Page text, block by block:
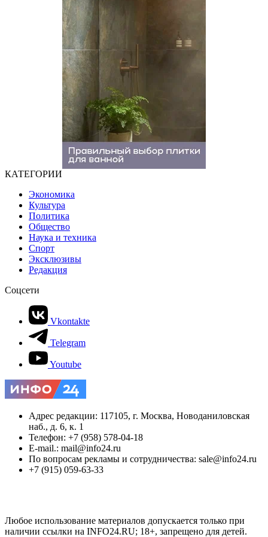
КАТЕГОРИИ
Экономика
Культура
Политика
Общество
Наука и техника
Спорт
Эксклюзивы
Редакция
Соцсети
Vkontakte
Telegram
Youtube
Адрес редакции: 117105, г. Москва, Новоданиловская
наб., д. 6, к. 1
Телефон: +7 (958) 578-04-18
E-mail.: mail@info24.ru
По вопросам рекламы и сотрудничества: sale@info24.ru
+7 (915) 059-63-33
Любое использование материалов допускается только при
наличии ссылки на INFO24.RU; 18+, запрещено для детей.